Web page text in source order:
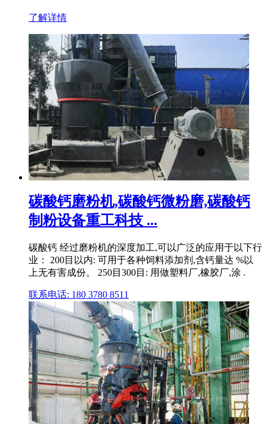
了解详情
碳酸钙磨粉机,碳酸钙微粉磨,碳酸钙
制粉设备重工科技 ...
碳酸钙 经过磨粉机的深度加工,可以广泛的应用于以下行
业： 200目以内: 可用于各种饲料添加剂,含钙量达 %以
上无有害成份。 250目300目: 用做塑料厂,橡胶厂,涂 .
联系电话: 180 3780 8511